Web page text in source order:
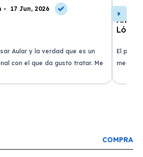
- 17 Jun, 2026
Aular y la verdad que es un
con el que da gusto tratar. Me
muchas gracias!
El
me
plazo
COMPRA